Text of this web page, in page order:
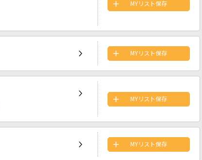
MYリスト保存
MYリスト保存
MYリスト保存
MYリスト保存